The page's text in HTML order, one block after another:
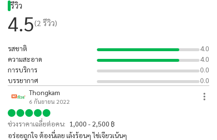
รีวิว
4.5(2 รีวิว)
รสชาติ
4.0
ความสะอาด
4.0
การบริการ
0.0
บรรยากาศ
0.0
Thongkam
6 กันยายน 2022
ช่วงราคาเฉลี่ยต่อคน: 1,000 - 2,500 ฿
อร่อยถูกใจ ต้องนี่เลย เล้งร้อนๆ ไข่เจียวเน้นๆ